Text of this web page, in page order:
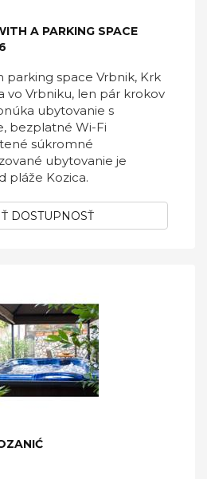
A PARKING SPACE
parking space Vrbnik, Krk
vo Vrbniku, len pár krokov
ubytovanie s
bezplatné Wi-Fi
súkromné
ubytovanie je
pláže Kozica.
DOSTUPNOSŤ